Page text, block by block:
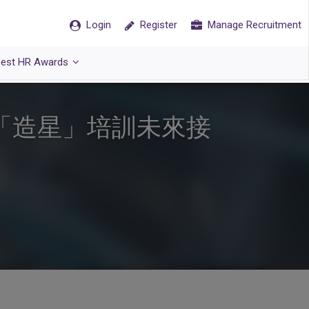
Login Register Manage Recruitment
HR Awards
造星」培訓未來接